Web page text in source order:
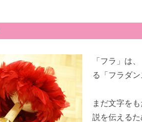
「フラ」は
る「フラダ
まだ文字を
説を伝える